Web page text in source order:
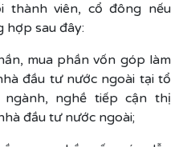
thành viên, cổ đông nếu
sau đây:
mua phần vốn góp làm
đầu tư nước ngoài tại tổ
nghề tiếp cận thị
đầu tư nước ngoài;